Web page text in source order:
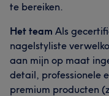
te bereiken.
Het team Als
nagelstyliste
aan mijn op maat
detail, professionele
premium producten